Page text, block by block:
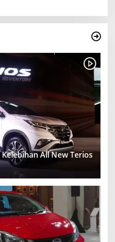
All New Terios